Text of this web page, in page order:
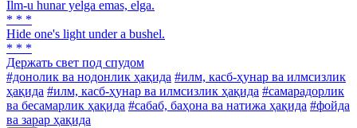
Ilm-u hunar yelga emas, elga.
* * *
Hide one's light under a bushel.
* * *
Держать свет под спудом
#донолик ва нодонлик ҳақида #илм, касб-ҳунар ва илмсизлик
ҳақида #илм, касб-ҳунар ва илмсизлик ҳақида #самарадорлик
ва бесамарлик ҳақида #сабаб, баҳона ва натижа ҳақида #фойда
ва зарар ҳақида